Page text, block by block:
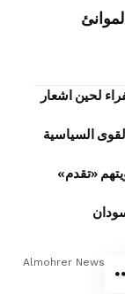
لحين اشعار
السياسية
«تقدم»
© 2024 Almohrer